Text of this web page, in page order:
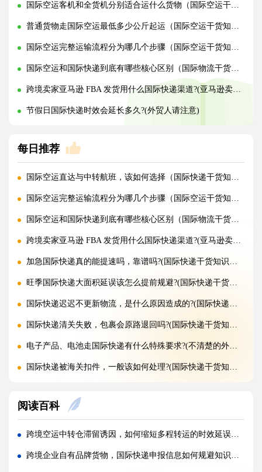
国际空运客机和全货机分别适合运什么货物（国际空运干货知识分享）
普通货物走国际空运最低多少公斤起运（国际空运干货知识分享）
国际空运完整运输流程分为哪几个步骤（国际空运干货知识分享）
国际空运和国际快递到底有哪些核心区别（国际物流干货知识分享）
跨境卖家亚马逊 FBA 发货用什么国际快递渠道?(亚马逊卖家必看篇)
节假日国际快递时效会延长多久?(外贸人请注意)
每日推荐
国际空运直达与中转航班，该如何选择（国际快递干货知识分享）
国际空运完整运输流程分为哪几个步骤（国际空运干货知识分享）
国际空运和国际快递到底有哪些核心区别（国际物流干货知识分享）
跨境卖家亚马逊 FBA 发货用什么国际快递渠道?(亚马逊卖家必看篇)
加急国际快递真的能提速吗，靠谱吗?(国际快递干货知识分享)
旺季国际快递大面积延误该怎么提前规避?(国际快递干货知识分享)
国际快递迟迟不更新物流，是什么原因造成的?(国际快递干货知识分享)
国际快递清关失败，包裹会原路退回吗?(国际快递干货知识分享)
电子产品、电池走国际快递有什么特殊要求?(不清楚的外贸人看过来)
国际快递被海关扣件，一般该如何处理?(国际快递干货知识分享)
不同国家国际快递报价差距为什么这么大?(国际快递干货知识分享)
国际快递运费是怎么计算的，体积重怎么核算?(国际快递干货知识分享)
国际快递可以寄哪些国家，偏远地区能派送吗（国际快递干货知识分享）
阅读百科
跨境空运中转仓滞留诱因，如何缩短多程转运的时效延误周期（国际空运干货知识分享）
跨境企业自有品牌货物，国际快递申报信息如何规避知识产权核查风险（跨境卖家必看篇）